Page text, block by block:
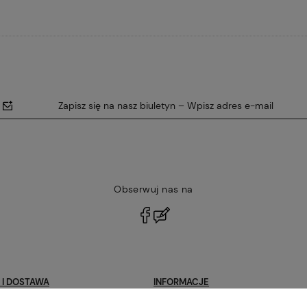
Zapisz się na nasz biuletyn – Wpisz adres e-mail
Obserwuj nas na
DOSTAWA INFORMACJE